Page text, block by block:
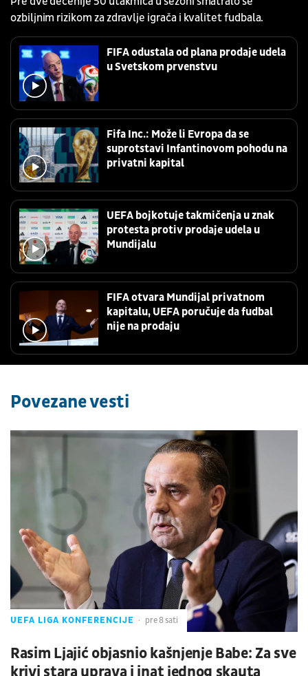
ozbiljnim rizikom za zdravlje igrača i kvalitet fudbala.
FIFA odustala od plana prodaje udela
u Svetskom prvenstvu
Fifa Inc.: Može li Evropa da se
suprotstavi Infantinovom pohodu na
privatni kapital
UEFA bojkotuje takmičenja u znak
protesta protiv prodaje udela u
Mundijalu
FIFA otvara Mundijal privatnom
kapitalu, UEFA poručuje da fudbal
nije na prodaju
Povezane vesti
UEFA LIGA KONFERENCIJE pre 8 sati
Rasim Ljajić objasnio kašnjenje Babe: Za sve
krivi stara uprava i inat jednog skauta